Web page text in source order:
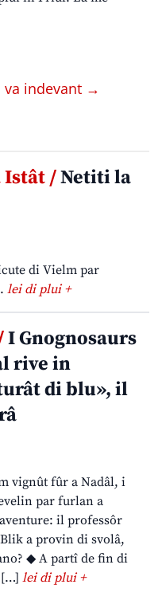
va indevant →
Istât /Netiti la
di Vielm par
lei di plui +
I Gnognosaurs
rive in
di blu», il
vignût fûr a Nadâl, i
par furlan a
il professôr
a provin di svolâ,
◆ A partî de fin di
[…] lei di plui +